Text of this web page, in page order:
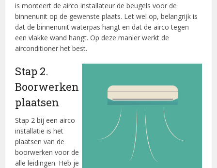
is monteert de airco installateur de beugels voor de
binnenunit op de gewenste plaats. Let wel op, belangrijk is
dat de binnenunit waterpas hangt en dat de airco tegen
een vlakke wand hangt. Op deze manier werkt de
airconditioner het best.
Stap 2.
Boorwerken
plaatsen
Stap 2 bij een airco
installatie is het
plaatsen van de
boorwerken voor de
alle leidingen. Heb je